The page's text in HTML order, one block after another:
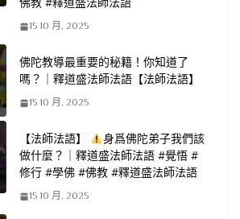
15 10 月, 2025
佛陀教導最重要的秘籍！你知道了
嗎？｜釋道盛法師法語【法師法語】
15 10 月, 2025
【法師法語】
身爲佛陀弟子我們該
做什麼？｜釋道盛法師法語 #覺悟 #
修行 #學佛 #佛教 #釋道盛法師法語
15 10 月, 2025